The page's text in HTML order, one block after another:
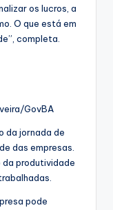
os lucros, a
O que está em
completa.
GovBA
da jornada de
das empresas.
da produtividade
pode